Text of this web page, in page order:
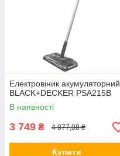
Електровіник акумуляторний
BLACK+DECKER PSA215B
В наявності
3 749 ₴ 4 877,08 ₴
Купити